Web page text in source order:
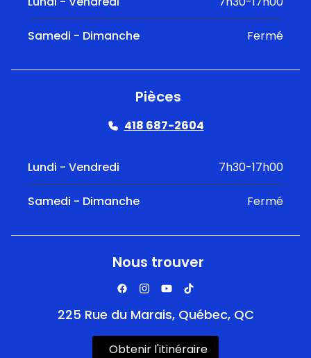
Samedi - Dimanche Fermé
Pièces
418 687-2604
Lundi - Vendredi 7h30-17h00
Samedi - Dimanche Fermé
Nous trouver
225 Rue du Marais, Québec, QC
Obtenir l'itinéraire